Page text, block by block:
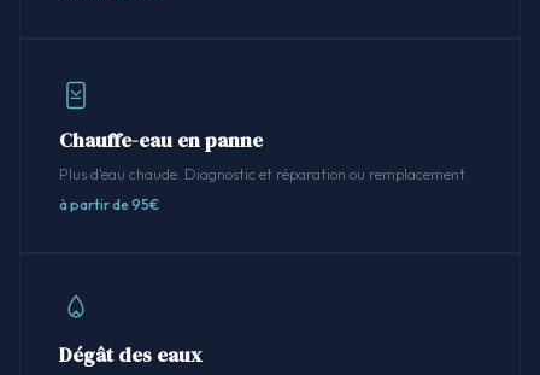
Chauffe-eau en panne
Plus d'eau chaude. Diagnostic et réparation ou remplacement.
à partir de 95€
Dégât des eaux